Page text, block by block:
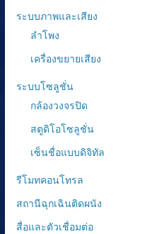
ระบบภาพและเสียง
ลำโพง
เครื่องขยายเสียง
ระบบโซลูชั่น
กล้องวงจรปิด
สตูดิโอโซลูชั่น
เซ็นชื่อแบบดิจิทัล
รีโมทคอนโทรล
สถานีฉุกเฉินติดผนัง
สื่อและตัวเชื่อมต่อ